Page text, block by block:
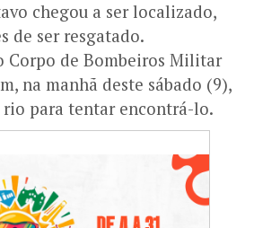
chegou a ser localizado,
de ser resgatado.
Corpo de Bombeiros Militar
na manhã deste sábado (9),
rio para tentar encontrá-lo.